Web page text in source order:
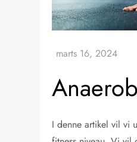
I denne artikel vil vi